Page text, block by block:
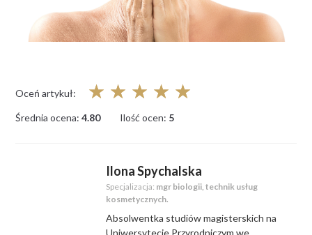
Oceń artykuł: ☆ ☆ ☆ ☆ ☆
Średnia ocena: 4.80 Ilość ocen: 5
Ilona Spychalska
Specjalizacja: mgr biologii, technik usług
kosmetycznych.
Absolwentka studiów magisterskich na